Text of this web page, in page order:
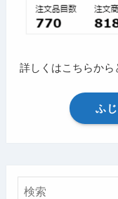
詳しくはこちらから
ふ